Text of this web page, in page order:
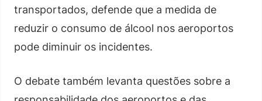
transportados, defende que a medida de
reduzir o consumo de álcool nos aeroportos
pode diminuir os incidentes.
O debate também levanta questões sobre a